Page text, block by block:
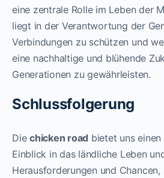
eine zentrale Rolle im Leben der
liegt in der Verantwortung der
Verbindungen zu schützen und
eine nachhaltige und blühende
Generationen zu gewährleisten.
Schlussfolgerung
Diechicken road bietet uns
Einblick in das ländliche Leben
Herausforderungen und